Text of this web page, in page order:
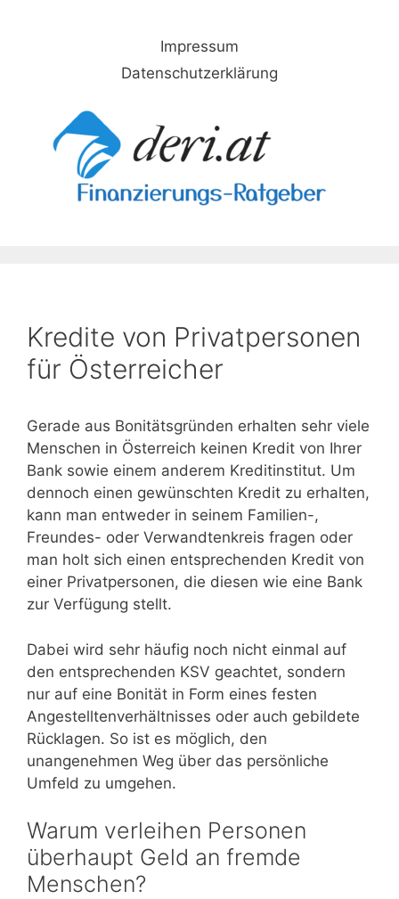
Impressum
Datenschutzerklärung
Kredite von Privatpersonen
für Österreicher
Gerade aus Bonitätsgründen erhalten sehr viele
Menschen in Österreich keinen Kredit von Ihrer
Bank sowie einem anderem Kreditinstitut. Um
dennoch einen gewünschten Kredit zu erhalten,
kann man entweder in seinem Familien-,
Freundes- oder Verwandtenkreis fragen oder
man holt sich einen entsprechenden Kredit von
einer Privatpersonen, die diesen wie eine Bank
zur Verfügung stellt.
Dabei wird sehr häufig noch nicht einmal auf
den entsprechenden KSV geachtet, sondern
nur auf eine Bonität in Form eines festen
Angestelltenverhältnisses oder auch gebildete
Rücklagen. So ist es möglich, den
unangenehmen Weg über das persönliche
Umfeld zu umgehen.
Warum verleihen Personen
überhaupt Geld an fremde
Menschen?